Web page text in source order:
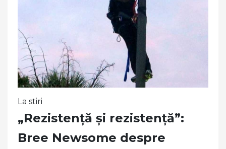
La stiri
„Rezistență și rezistență”:
Bree Newsome despre